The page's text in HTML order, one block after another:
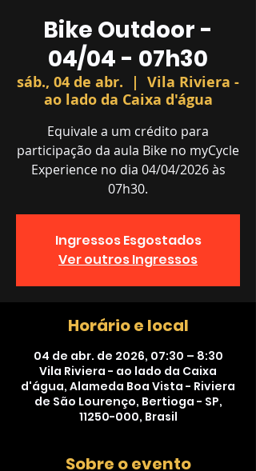
Bike Outdoor -
04/04 - 07h30
sáb., 04 de abr.
  |
Vila Riviera -
ao lado da Caixa d'água
Equivale a um crédito para
participação da aula Bike no myCycle
Experience no dia 04/04/2026 às
07h30.
Ingressos Esgostados
Ver outros Ingressos
Horário e local
04 de abr. de 2026, 07:30 – 8:30
Vila Riviera - ao lado da Caixa
d'água, Alameda Boa Vista - Riviera
de São Lourenço, Bertioga - SP,
11250-000, Brasil
Sobre o evento